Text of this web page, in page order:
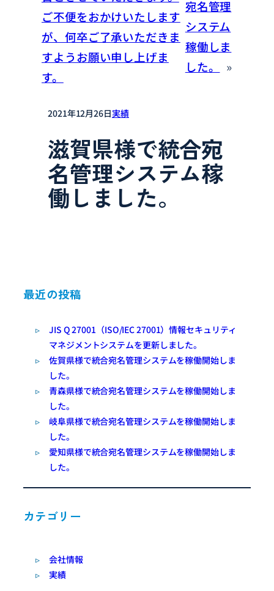
最近の投稿
JIS Q 27001（ISO/IEC 27001）情報セキュリティ
マネジメントシステムを更新しました。
佐賀県様で統合宛名管理システムを稼働開始しま
した。
青森県様で統合宛名管理システムを稼働開始しま
した。
岐阜県様で統合宛名管理システムを稼働開始しま
した。
愛知県様で統合宛名管理システムを稼働開始しま
した。
カテゴリー
会社情報
実績
ご不便をおかけいたします
が、何卒ご了承いただきま
すようお願い申し上げま
す。
宛名管理
システム
稼働しま
した。
»
2021年12月26日実績
滋賀県様で統合宛
名管理システム稼
働しました。